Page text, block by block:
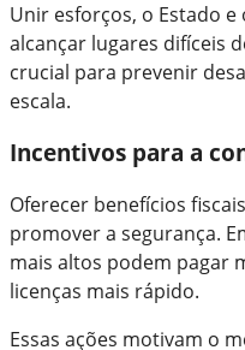
Unir esforços, o Estado
alcançar lugares difíceis
crucial para prevenir
escala.
Incentivos para a
Oferecer benefícios
promover a segurança.
mais altos podem pagar
licenças mais rápido.
Essas ações motivam o